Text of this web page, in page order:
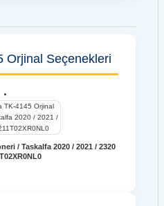
Orjinal Seçenekleri
/ Taskalfa 2020 / 2021 / 2320